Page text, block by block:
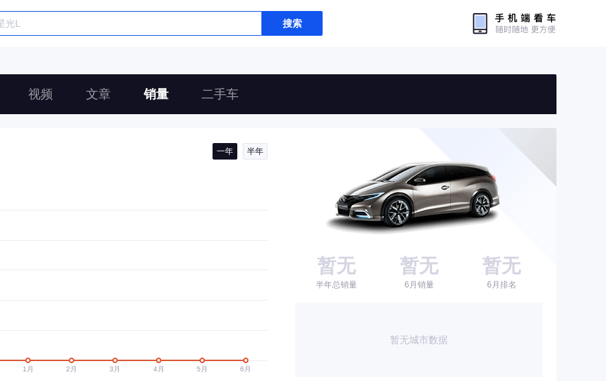
搜索
视频 文章 销量 二手车
一年 半年
暂无
半年总销量
暂无
6月销量
暂无
6月排名
暂无城市数据